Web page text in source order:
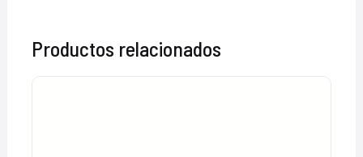
Productos relacionados